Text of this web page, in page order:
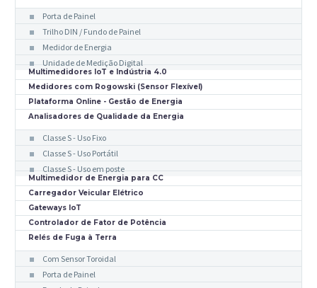
Porta de Painel
Trilho DIN / Fundo de Painel
Medidor de Energia
Unidade de Medição Digital
Multimedidores IoT e Indústria 4.0
Medidores com Rogowski (Sensor Flexível)
Plataforma Online - Gestão de Energia
Analisadores de Qualidade da Energia
Classe S - Uso Fixo
Classe S - Uso Portátil
Classe S - Uso em poste
Multimedidor de Energia para CC
Carregador Veicular Elétrico
Gateways IoT
Controlador de Fator de Potência
Relés de Fuga à Terra
Com Sensor Toroidal
Porta de Painel